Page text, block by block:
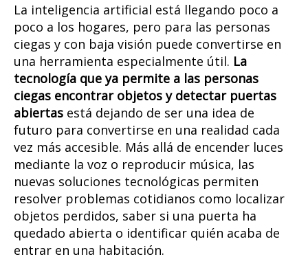
La inteligencia artificial está llegando poco a
poco a los hogares, pero para las personas
ciegas y con baja visión puede convertirse en
una herramienta especialmente útil. La
tecnología que ya permite a las personas
ciegas encontrar objetos y detectar puertas
abiertas está dejando de ser una idea de
futuro para convertirse en una realidad cada
vez más accesible. Más allá de encender luces
mediante la voz o reproducir música, las
nuevas soluciones tecnológicas permiten
resolver problemas cotidianos como localizar
objetos perdidos, saber si una puerta ha
quedado abierta o identificar quién acaba de
entrar en una habitación.